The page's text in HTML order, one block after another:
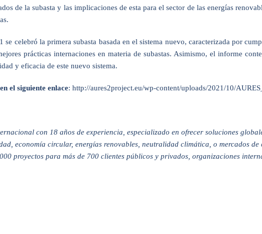
de la subasta y las implicaciones de esta para el sector de las energías
se celebró la primera subasta basada en el sistema nuevo, caracterizada por
prácticas internaciones en materia de subastas. Asimismo, el informe
y eficacia de este nuevo sistema.
el siguiente enlace: http://aures2project.eu/wp-content/uploads/2021/10/
con 18 años de experiencia, especializado en ofrecer soluciones
economía circular, energías renovables, neutralidad climática, o mercados
proyectos para más de 700 clientes públicos y privados, organizaciones